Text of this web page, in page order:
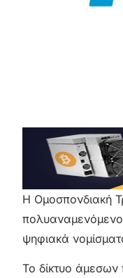
Η Ομοσπονδιακή
ψηφιακά
Το δίκτυο άμεσων